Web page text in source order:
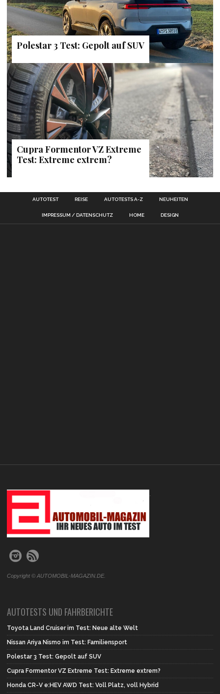
Polestar 3 Test: Gepolt auf SUV
Cupra Formentor VZ Extreme
Test: Extreme extrem?
AUTOTEST REISE AUTOTESTS A-Z NEUHEITEN
IMPRESSUM / DATENSCHUTZ HOME DESIGN
.
Copyright © AUTOMOBIL-MAGAZIN.DE.
AUTOTESTS UND FAHRBERICHTE
Toyota Land Cruiser im Test: Neue alte Welt
Nissan Ariya Nismo im Test: Familiensport
Polestar 3 Test: Gepolt auf SUV
Cupra Formentor VZ Extreme Test: Extreme extrem?
Honda CR-V e:HEV AWD Test: Voll Platz, voll Hybrid